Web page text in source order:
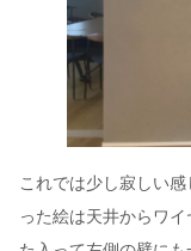
これでは少し寂しい
った絵は天井からワ